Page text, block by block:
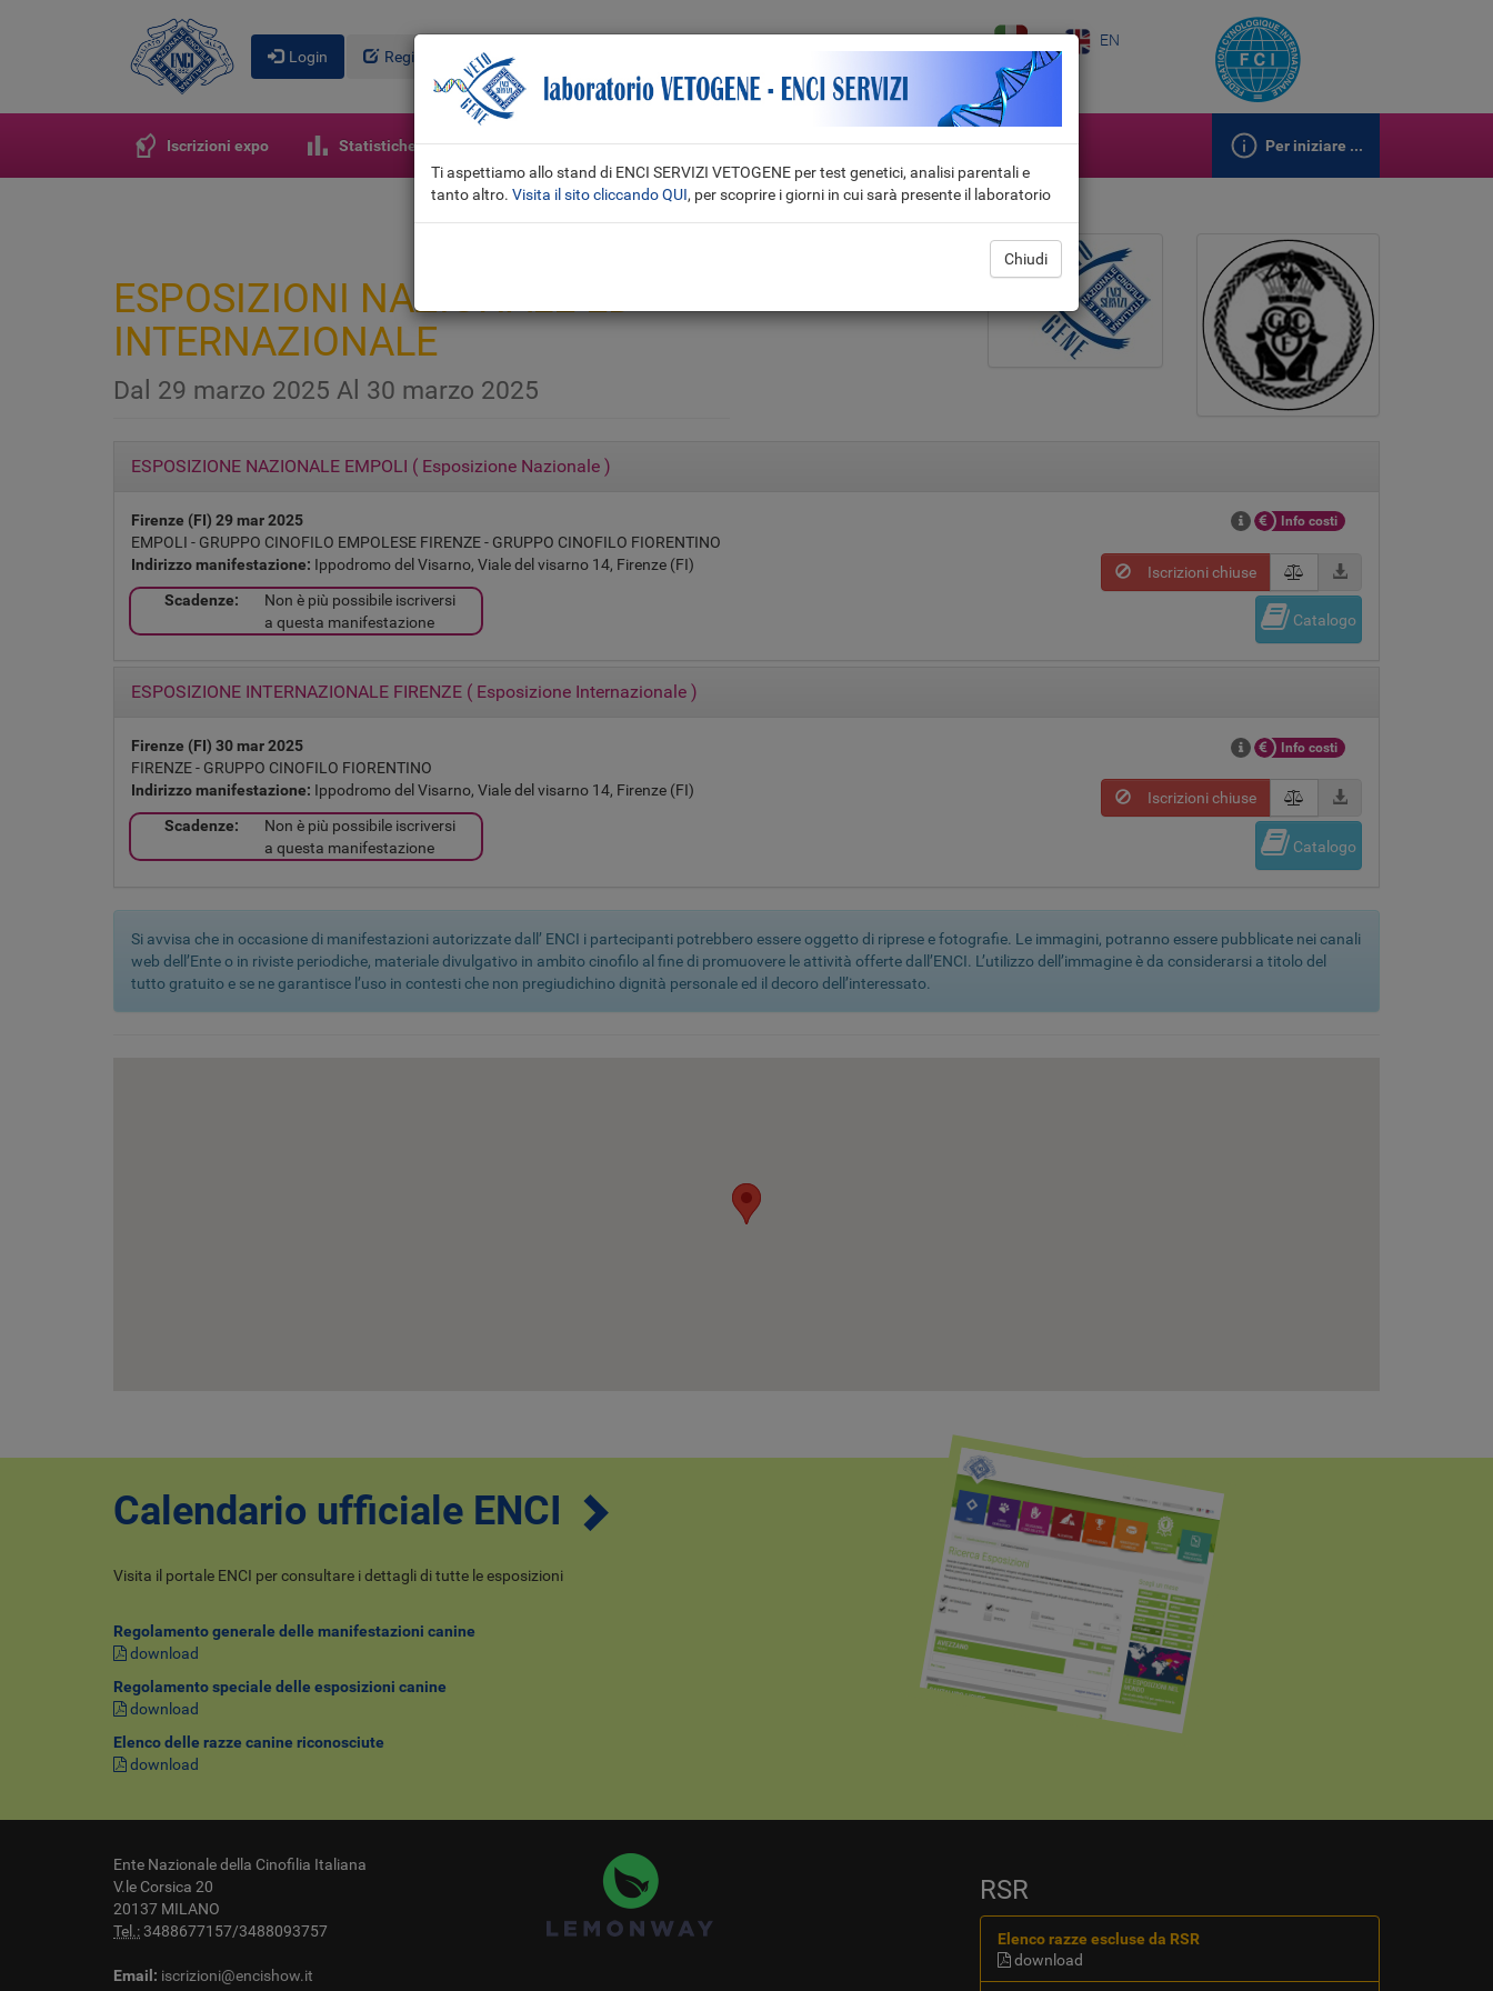
Ti aspettiamo allo stand di ENCI SERVIZI VETOGENE per test genetici, analisi parentali e
tanto altro. Visita il sito cliccando QUI, per scoprire i giorni in cui sarà presente il laboratorio
Chiudi
Login
Registrati
IT EN
Iscrizioni expo Statistiche e giurie raggruppamenti Cataloghi Risultati esposizioni Per iniziare ...
ESPOSIZIONI NAZIONALE ED
INTERNAZIONALE
Dal 29 marzo 2025 Al 30 marzo 2025
ESPOSIZIONE NAZIONALE EMPOLI ( Esposizione Nazionale )
Firenze (FI) 29 mar 2025
EMPOLI - GRUPPO CINOFILO EMPOLESE FIRENZE - GRUPPO CINOFILO FIORENTINO
Indirizzo manifestazione: Ippodromo del Visarno, Viale del visarno 14, Firenze (FI)
Scadenze:
Non è più possibile iscriversi
a questa manifestazione
Info costi
Iscrizioni chiuse
Catalogo
ESPOSIZIONE INTERNAZIONALE FIRENZE ( Esposizione Internazionale )
Firenze (FI) 30 mar 2025
FIRENZE - GRUPPO CINOFILO FIORENTINO
Indirizzo manifestazione: Ippodromo del Visarno, Viale del visarno 14, Firenze (FI)
Scadenze:
Non è più possibile iscriversi
a questa manifestazione
Info costi
Iscrizioni chiuse
Catalogo
Si avvisa che in occasione di manifestazioni autorizzate dall’ ENCI i partecipanti potrebbero essere oggetto di riprese e fotografie. Le immagini, potranno essere pubblicate nei canali
web dell’Ente o in riviste periodiche, materiale divulgativo in ambito cinofilo al fine di promuovere le attività offerte dall’ENCI. L’utilizzo dell’immagine è da considerarsi a titolo del
tutto gratuito e se ne garantisce l’uso in contesti che non pregiudichino dignità personale ed il decoro dell’interessato.
Calendario ufficiale ENCI
Visita il portale ENCI per consultare i dettagli di tutte le esposizioni
Regolamento generale delle manifestazioni canine
download
Regolamento speciale delle esposizioni canine
download
Elenco delle razze canine riconosciute
download
Ente Nazionale della Cinofilia Italiana
V.le Corsica 20
20137 MILANO
Tel.:3488677157/3488093757
Email: iscrizioni@encishow.it
RSR
Elenco razze escluse da RSR
download